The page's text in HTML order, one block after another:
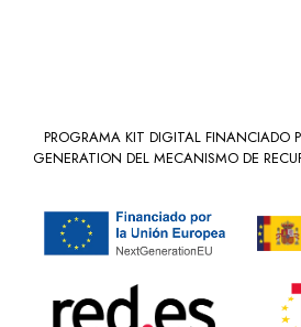
PROGRAMA KIT DIGITAL FINANCIADO
GENERATION DEL MECANISMO DE